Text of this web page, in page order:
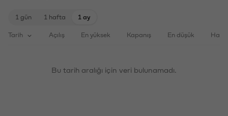
1 gün 1 hafta 1 ay
Tarih Açılış En yüksek Kapanış En düşük
Bu tarih aralığı için veri bulunamadı.